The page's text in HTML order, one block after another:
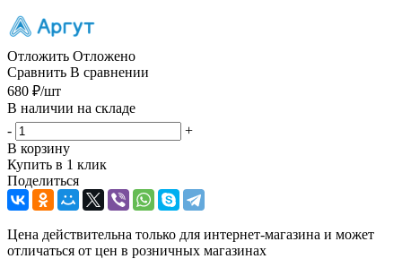
Отложить Отложено
Сравнить В сравнении
680 ₽/шт
В наличии на складе
-
+
В корзину
Купить в 1 клик
Поделиться
Цена действительна только для интернет-магазина и может
отличаться от цен в розничных магазинах